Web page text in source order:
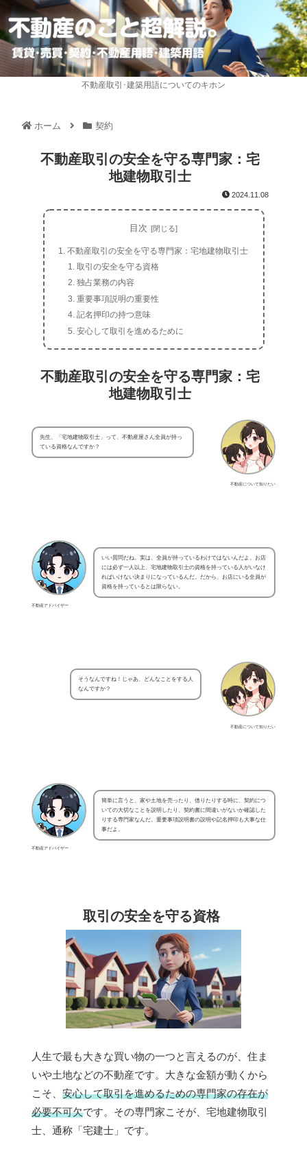
不動産取引･建築用語についてのキホン
ホーム 契約
不動産取引の安全を守る専門家：宅
地建物取引士
2024.11.08
目次
不動産取引の安全を守る専門家：宅地建物取引士
取引の安全を守る資格
独占業務の内容
重要事項説明の重要性
記名押印の持つ意味
安心して取引を進めるために
不動産取引の安全を守る専門家：宅
地建物取引士
不動産について知りたい
先生、「宅地建物取引士」って、不動産屋さん全員が持っ
ている資格なんですか？
不動産アドバイザー
いい質問だね。実は、全員が持っているわけではないんだよ。お店
には必ず一人以上、宅地建物取引士の資格を持っている人がいなけ
ればいけない決まりになっているんだ。だから、お店にいる全員が
資格を持っているとは限らない。
不動産について知りたい
そうなんですね！じゃあ、どんなことをする人
なんですか？
不動産アドバイザー
簡単に言うと、家や土地を売ったり、借りたりする時に、契約につ
いての大切なことを説明したり、契約書に間違いがないか確認した
りする専門家なんだ。重要事項説明書の説明や記名押印も大事な仕
事だよ。
取引の安全を守る資格
人生で最も大きな買い物の一つと言えるのが、住ま
いや土地などの不動産です。大きな金額が動くから
こそ、 安心して取引を進めるための専門家の存在が
必要不可欠です。その専門家こそが、宅地建物取引
士、通称「宅建士」です。